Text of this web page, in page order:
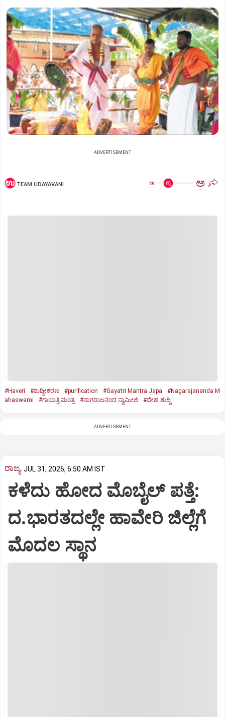
ADVERTISEMENT
TEAM UDAYAVANI ಅ ಅ
#Haveri #ಶುದ್ಧೀಕರಣ #purification #Gayatri Mantra Japa
#Nagarajananda M
ahaswami
#ಗಾಯತ್ರಿ ಮಂತ್ರ #ನಾಗರಾಜನಂದ ಸ್ವಾಮೀಜಿ #ದೇಹ ಶುದ್ದಿ
ADVERTISEMENT
ರಾಜ್ಯ JUL 31, 2026, 6:50 AM IST
ಕಳೆದು ಹೋದ ಮೊಬೈಲ್ ಪತ್ತೆ:
ದ.ಭಾರತದಲ್ಲೇ ಹಾವೇರಿ ಜಿಲ್ಲೆಗೆ
ಮೊದಲ ಸ್ಥಾನ